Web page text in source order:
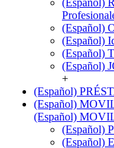
(Español)
(Español)
(Español)
(Español)
(Español)
+
(Español)
(Español)
(Español)
(Español)
(Español)